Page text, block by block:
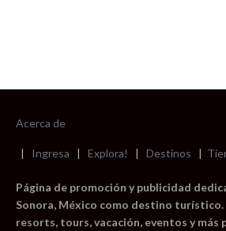
Acerca de
| Ingresa | Explora! | Destinos |
Página de promoción y publicidad
Sonora, México como destino turístico.
resorts, tours, vacación, eventos y más